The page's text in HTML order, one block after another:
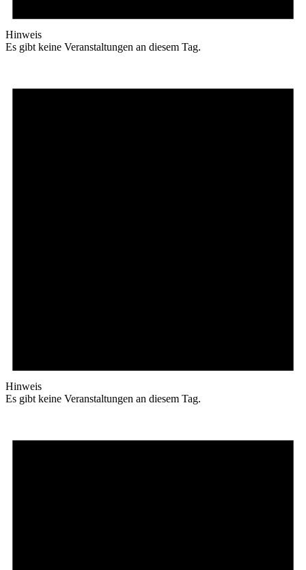
Hinweis
Es gibt keine Veranstaltungen an diesem Tag.
Hinweis
Es gibt keine Veranstaltungen an diesem Tag.